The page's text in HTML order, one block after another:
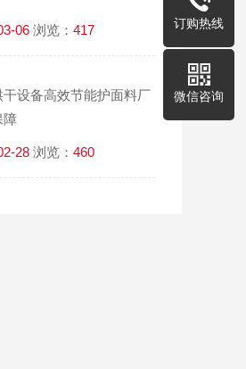
06 浏览： 417
设备高效节能护面料厂
障
28 浏览： 460
订购热线
微信咨询